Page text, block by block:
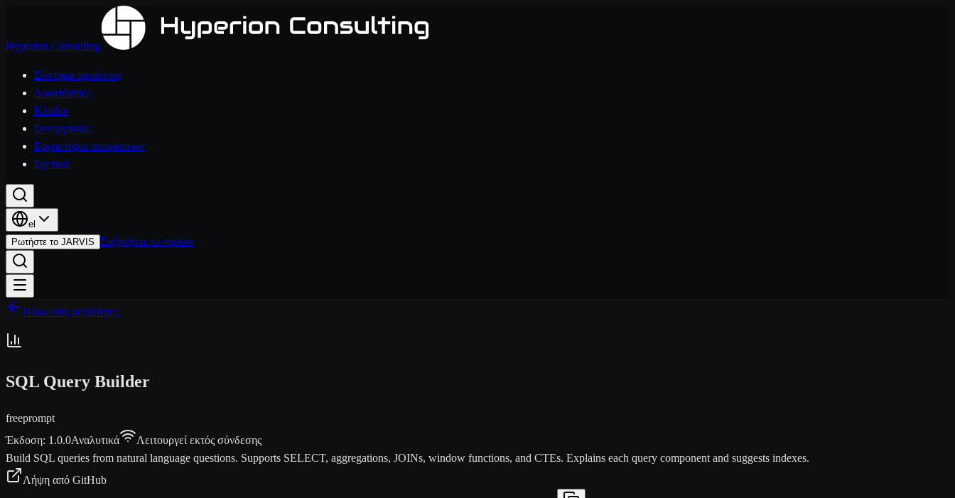
Hyperion Consulting
Σύστημα προϊόντος
Δυνατότητες
Κλάδοι
Συνεργασίες
Εργαστήριο αποφάσεων
Σχετικά
el
Ρωτήστε το JARVIS Συζητήστε το προϊόν
Πίσω στις δεξιότητες
SQL Query Builder
freeprompt
Έκδοση: 1.0.0Αναλυτικά
Λειτουργεί εκτός σύνδεσης
Build SQL queries from natural language questions. Supports SELECT, aggregations, JOINs, window functions, and CTEs. Explains each query component and suggests indexes.
Λήψη από GitHub